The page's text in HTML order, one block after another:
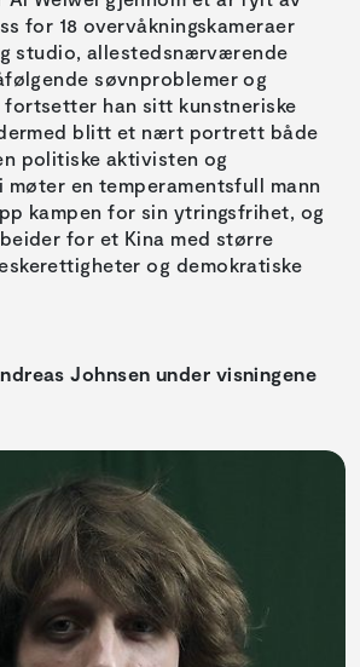
for 18 overvåkningskameraer
studio, allestedsnærværende
søvnproblemer og
fortsetter han sitt kunstneriske
blitt et nært portrett både
politiske aktivisten og
møter en temperamentsfull mann
kampen for sin ytringsfrihet, og
for et Kina med større
og demokratiske
Johnsen under visningene